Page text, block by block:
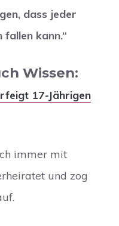
dass jeder
kann.“
Wissen:
17-Jährigen
immer mit
und zog